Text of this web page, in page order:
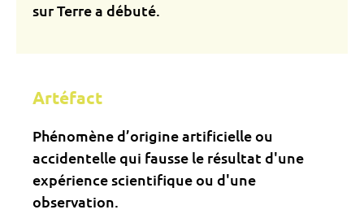
sur Terre a débuté.
Artéfact
Phénomène d’origine artificielle ou
accidentelle qui fausse le résultat d'une
expérience scientifique ou d'une
observation.